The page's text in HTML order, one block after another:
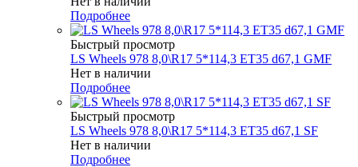
Подробнее
Быстрый просмотр
LS Wheels 978 8,0\R17 5*114,3 ET35 d67,1 GMF
Нет в наличии
Подробнее
Быстрый просмотр
LS Wheels 978 8,0\R17 5*114,3 ET35 d67,1 SF
Нет в наличии
Подробнее